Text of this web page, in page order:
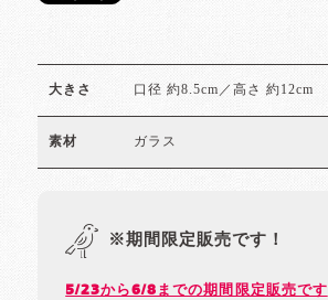
大きさ 口径 約8.5cm／高さ 約12cm
素材 ガラス
※期間限定販売です！
5/23から6/8までの期間限定販売です